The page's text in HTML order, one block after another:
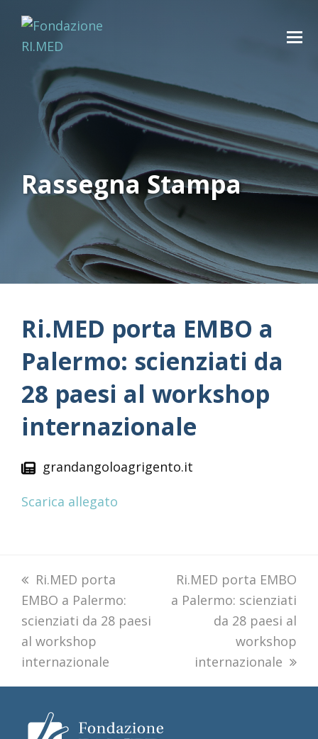
Rassegna Stampa
Ri.MED porta EMBO a
Palermo: scienziati da
28 paesi al workshop
internazionale
grandangoloagrigento.it
Scarica allegato
previous
post:
Ri.MED porta
EMBO a Palermo:
scienziati da 28 paesi
al workshop
internazionale
next
post:
Ri.MED porta EMBO
a Palermo: scienziati
da 28 paesi al
workshop
internazionale